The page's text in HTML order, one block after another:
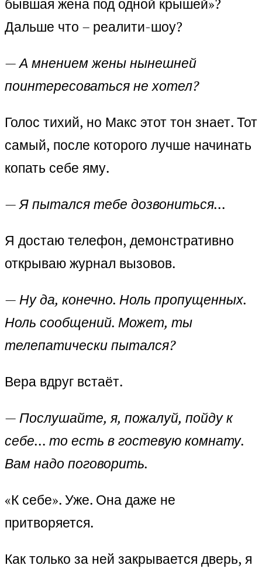
бывшая жена под одной крышей»?
Дальше что – реалити-шоу?
—А мнением жены нынешней
поинтересоваться не хотел?
Голос тихий, но Макс этот тон знает. Тот
самый, после которого лучше начинать
копать себе яму.
—Я пытался тебе дозвониться…
Я достаю телефон, демонстративно
открываю журнал вызовов.
—Ну да, конечно. Ноль пропущенных.
Ноль сообщений. Может, ты
телепатически пытался?
Вера вдруг встаёт.
—Послушайте, я, пожалуй, пойду к
себе… то есть в гостевую комнату.
Вам надо поговорить.
«К себе». Уже. Она даже не
притворяется.
Как только за ней закрывается дверь, я